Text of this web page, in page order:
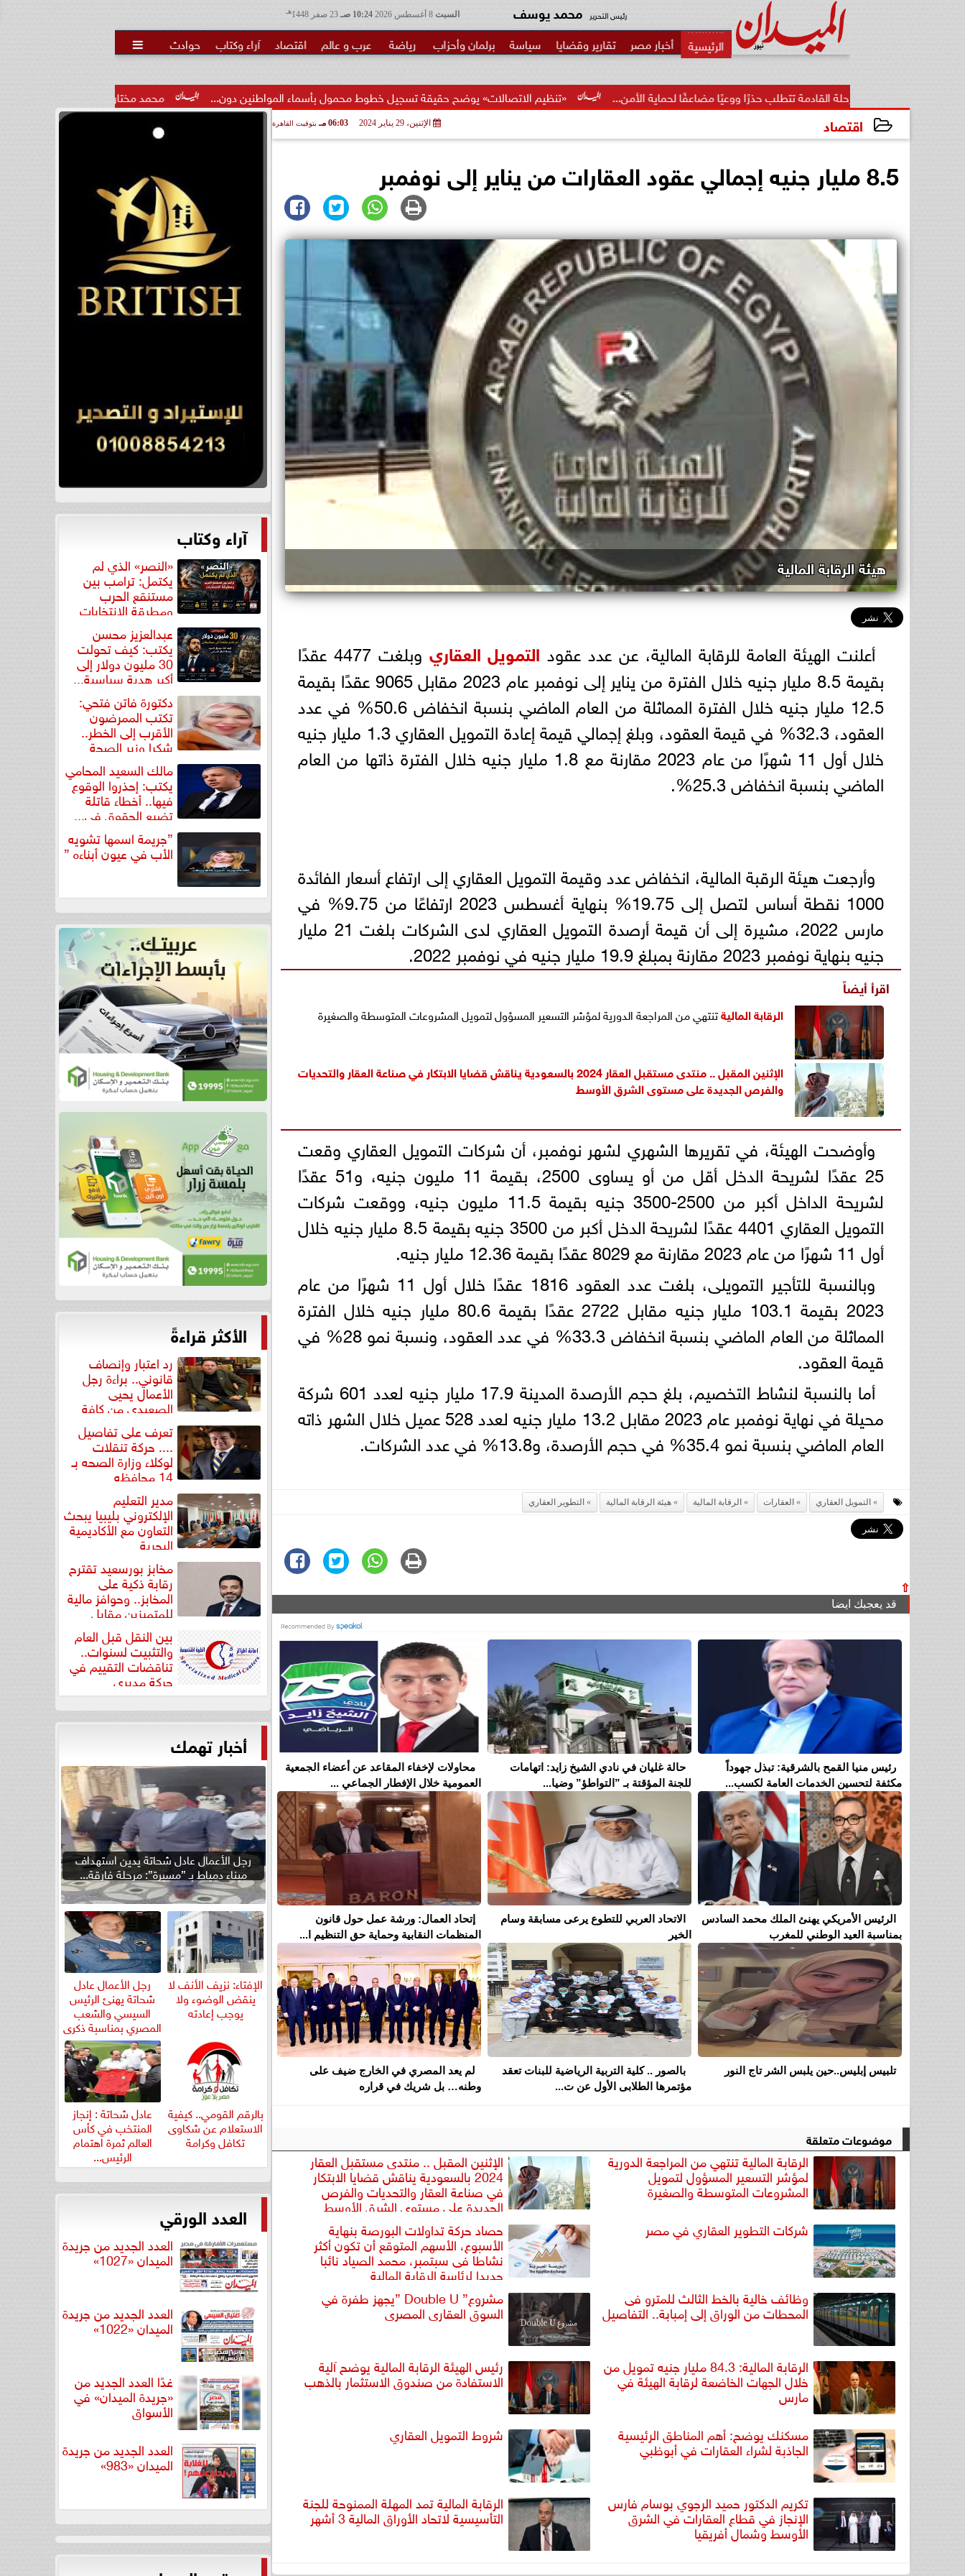
السبت 10:24 صـ هـ رئيس التحرير محمد يوسف
أخبار مصر تقارير وقضايا سياسة برلمان وأحزاب رياضة عرب و عالم اقتصاد آراء وكتاب حوادث 
محمد مختار جمعة: بدل البطالة يجب ألا يتحول لمنحة «تنظيم الاتصالات» يوضح حقيقة تسجيل خطوط محمول بأسماء المواطنين دون... القادمة تتطلب حذرًا ووعيًا مضاعفًا لحماية الأمن...
اقتصاد الإثنين، 29 يناير 2024 06:03 مـ بتوقيت القاهرة
8.5 مليار جنيه إجمالي عقود العقارات من يناير إلى نوفمبر
هيئة الرقابة المالية
أعلنت الهيئة العامة للرقابة المالية، عن عدد عقود التمويل العقاري
وبلغت 4477 عقدًا
بقيمة 8.5 مليار جنيه خلال الفترة من يناير إلى نوفمبر عام 2023 مقابل 9065 عقدًا بقيمة
12.5 مليار جنيه خلال الفترة المماثلة من العام الماضي بنسبة انخفاض 50.6% في عدد
العقود، 32.3% في قيمة العقود، وبلغ إجمالي قيمة إعادة التمويل العقاري 1.3 مليار جنيه
خلال أول 11 شهرًا من عام 2023 مقارنة مع 1.8 مليار جنيه خلال الفترة ذاتها من العام
الماضي بنسبة انخفاض 25.3%.
وأرجعت هيئة الرقبة المالية، انخفاض عدد وقيمة التمويل العقاري إلى ارتفاع أسعار الفائدة
1000 نقطة أساس لتصل إلى 19.75% بنهاية أغسطس 2023 ارتفاعًا من 9.75% في
مارس 2022، مشيرة إلى أن قيمة أرصدة التمويل العقاري لدى الشركات بلغت 21 مليار
جنيه بنهاية نوفمبر 2023 مقارنة بمبلغ 19.9 مليار جنيه في نوفمبر 2022.
اقرأ أيضاً
الرقابة الماليةتنتهي من المراجعة الدورية لمؤشر التسعير المسؤول لتمويل المشروعات المتوسطة والصغيرة
الإثنين المقبل .. منتدى مستقبل العقار 2024 بالسعودية يناقش قضايا الابتكار في صناعة العقار والتحديات
والفرص الجديدة على مستوى الشرق الأوسط
وأوضحت الهيئة، في تقريرها الشهري لشهر نوفمبر، أن شركات التمويل العقاري وقعت
25 عقدًا لشريحة الدخل أقل من أو يساوى 2500، بقيمة 11 مليون جنيه، و51 عقدًا
لشريحة الداخل أكبر من 2500-3500 جنيه بقيمة 11.5 مليون جنيه، ووقعت شركات
التمويل العقاري 4401 عقدًا لشريحة الدخل أكبر من 3500 جنيه بقيمة 8.5 مليار جنيه خلال
أول 11 شهرًا من عام 2023 مقارنة مع 8029 عقدًا بقيمة 12.36 مليار جنيه.
وبالنسبة للتأجير التمويلى، بلغت عدد العقود 1816 عقدًا خلال أول 11 شهرًا من عام
2023 بقيمة 103.1 مليار جنيه مقابل 2722 عقدًا بقيمة 80.6 مليار جنيه خلال الفترة
المماثلة من العام الماضي بنسبة انخفاض 33.3% في عدد العقود، ونسبة نمو 28% في
قيمة العقود.
أما بالنسبة لنشاط التخصيم، بلغ حجم الأرصدة المدينة 17.9 مليار جنيه لعدد 601 شركة
محيلة في نهاية نوفمبر عام 2023 مقابل 13.2 مليار جنيه لعدد 528 عميل خلال الشهر ذاته
العام الماضي بنسبة نمو 35.4% في حجم الأرصدة، و13.8% في عدد الشركات.
التمويل العقاري العقارات الرقابة المالية هيئة الرقابة المالية التطوير العقاري
⇧
قد يعجبك ايضا
رئيس منيا القمح بالشرقية: تبذل جهوداً
مكثفة لتحسين الخدمات العامة لكسب...
حالة غليان في نادي الشيخ زايد: اتهامات
للجنة المؤقتة بـ ”التواطؤ” وضيا...
محاولات لإخفاء المقاعد عن أعضاء الجمعية
العمومية خلال الإفطار الجماعي ...
الرئيس الأمريكي يهنئ الملك محمد السادس
بمناسبة العيد الوطني للمغرب
الاتحاد العربي للتطوع يرعى مسابقة وسام
الخير
إتحاد العمال: ورشة عمل حول قانون
المنظمات النقابية وحماية حق التنظيم ا...
تلبيس إبليس..حين يلبس الشر تاج النور
بالصور .. كلية التربية الرياضية للبنات تعقد
مؤتمرها الطلابى الأول عن ت...
لم يعد المصري في الخارج ضيف على
وطنه… بل شريك في قراره
موضوعات متعلقة
الرقابة المالية تنتهي من المراجعة الدورية
لمؤشر التسعير المسؤول لتمويل
المشروعات المتوسطة والصغيرة
الإثنين المقبل .. منتدى مستقبل العقار
2024 بالسعودية يناقش قضايا الابتكار
في صناعة العقار والتحديات والفرص
الجديدة على مستوى الشرق الأوسط
شركات التطوير العقاري في مصر
حصاد حركة تداولات البورصة بنهاية
الأسبوع، الأسهم المتوقع أن تكون أكثر
نشاطا فى سبتمبر، محمد الصياد نائبا
جديدا لرئاسة الرقابة المالية
وظائف خالية بالخط الثالث للمترو فى
المحطات من الوراق إلى إمبابة.. التفاصيل
مشروع” Double U ”يجهز طفرة في
السوق العقارى المصرى
الرقابة المالية: 84.3 مليار جنيه تمويل من
خلال الجهات الخاضعة لرقابة الهيئة في
مارس
رئيس الهيئة الرقابة المالية يوضح آلية
الاستفادة من صندوق الاستثمار بالذهب
مسكنك يوضح: أهم المناطق الرئيسية
الجاذبة لشراء العقارات في أبوظبي
شروط التمويل العقاري
تكريم الدكتور حميد الرجوي بوسام فارس
الإنجاز في قطاع العقارات في الشرق
الأوسط وشمال أفريقيا
الرقابة المالية تمد المهلة الممنوحة للجنة
التأسيسية لاتحاد الأوراق المالية 3 أشهر
آراء وكتاب
«النصر» الذي لم
يكتمل: ترامب بين
مستنقع الحرب
ومطرقة الانتخابات
عبدالعزيز محسن
يكتب: كيف تحولت
30 مليون دولار إلى
أكبر هدية سياسية...
دكتورة فاتن فتحي:
تكتب الممرضون
الأقرب إلى الخطر..
شكرا وزير الصحة
لتكريم... مالك السعيد المحامي
يكتب: إحذروا الوقوع
فيها.. أخطاء قاتلة
تضيع الحقوق في...
”جريمة اسمها تشويه
الأب في عيون أبناءه ”
الأكثر قراءةً
رد اعتبار وإنصاف
قانوني.. براءة رجل
الأعمال يحيى
الصعيدي من كافة
التهم... تعرف على تفاصيل
.... حركة تنقلات
لوكلاء وزارة الصحه بـ
14 محافظه
مدير التعليم
الإلكتروني بليبيا يبحث
التعاون مع الأكاديمية
البحرية
مخابز بورسعيد تقترح
رقابة ذكية على
المخابز.. وحوافز مالية
للمتميزين مقابل
بين النقل قبل العام
والتثبيت لسنوات..
تناقضات التقييم في
حركة مديري
”مستشفيات...
أخبار تهمك
رجل الأعمال عادل شحاتة يدين استهداف
ميناء دمياط بـ ”مسيرة”: مرحلة فارقة...
الإفتاء: نزيف الأنف لا
ينقض الوضوء ولا
يوجب إعادته
رجل الأعمال عادل
شحاتة يهنئ الرئيس
السيسي والشعب
المصري بمناسبة ذكرى
ثورة...
بالرقم القومي.. كيفية
الاستعلام عن شكاوى
تكافل وكرامة
عادل شحاتة : إنجاز
المنتخب في كأس
العالم ثمرة اهتمام
الرئيس...
العدد الورقي
العدد الجديد من جريدة
الميدان «1027»
العدد الجديد من جريدة
الميدان «1022»
غدًا العدد الجديد من
«جريدة الميدان» في
الأسواق
العدد الجديد من جريدة
الميدان «983»